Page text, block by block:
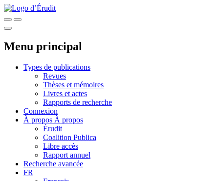
Menu principal
Types de publications
Revues
Thèses et mémoires
Livres et actes
Rapports de recherche
Connexion
À propos À propos
Érudit
Coalition Publica
Libre accès
Rapport annuel
Recherche avancée
FR